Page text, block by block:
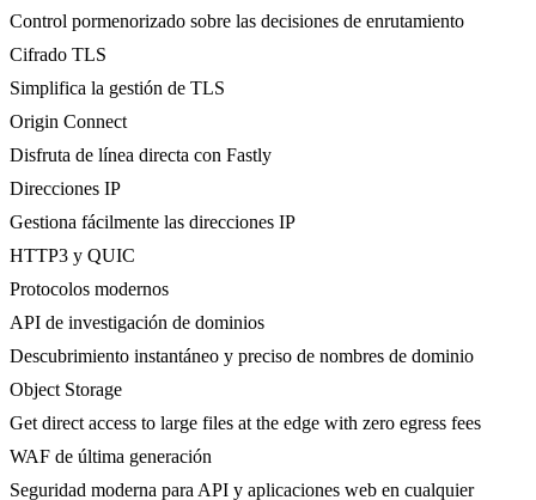
Control pormenorizado sobre las decisiones de enrutamiento
Cifrado TLS
Simplifica la gestión de TLS
Origin Connect
Disfruta de línea directa con Fastly
Direcciones IP
Gestiona fácilmente las direcciones IP
HTTP3 y QUIC
Protocolos modernos
API de investigación de dominios
Descubrimiento instantáneo y preciso de nombres de dominio
Object Storage
Get direct access to large files at the edge with zero egress fees
WAF de última generación
Seguridad moderna para API y aplicaciones web en cualquier